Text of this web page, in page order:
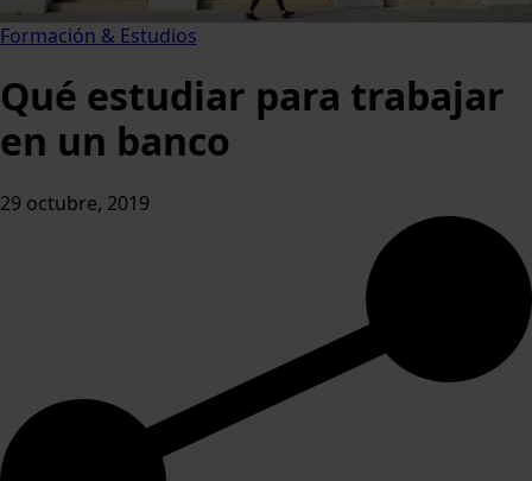
Formación & Estudios
Qué estudiar para trabajar
en un banco
29 octubre, 2019